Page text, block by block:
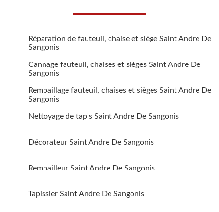
Réparation de fauteuil, chaise et siège Saint Andre De
Sangonis
Cannage fauteuil, chaises et sièges Saint Andre De
Sangonis
Rempaillage fauteuil, chaises et sièges Saint Andre De
Sangonis
Nettoyage de tapis Saint Andre De Sangonis
Décorateur Saint Andre De Sangonis
Rempailleur Saint Andre De Sangonis
Tapissier Saint Andre De Sangonis